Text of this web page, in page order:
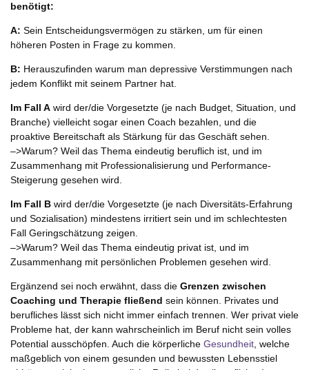
benötigt:
A: Sein Entscheidungsvermögen zu stärken, um für einen
höheren Posten in Frage zu kommen.
B: Herauszufinden warum man depressive Verstimmungen nach
jedem Konflikt mit seinem Partner hat.
Im Fall A wird der/die Vorgesetzte (je nach Budget, Situation, und
Branche) vielleicht sogar einen Coach bezahlen, und die
proaktive Bereitschaft als Stärkung für das Geschäft sehen.
–>Warum? Weil das Thema eindeutig beruflich ist, und im
Zusammenhang mit Professionalisierung und Performance-
Steigerung gesehen wird.
Im Fall B wird der/die Vorgesetzte (je nach Diversitäts-Erfahrung
und Sozialisation) mindestens irritiert sein und im schlechtesten
Fall Geringschätzung zeigen.
–>Warum? Weil das Thema eindeutig privat ist, und im
Zusammenhang mit persönlichen Problemen gesehen wird.
Ergänzend sei noch erwähnt, dass die Grenzen zwischen
Coaching und Therapie fließend sein können. Privates und
berufliches lässt sich nicht immer einfach trennen. Wer privat viele
Probleme hat, der kann wahrscheinlich im Beruf nicht sein volles
Potential ausschöpfen. Auch die körperliche Gesundheit , welche
maßgeblich von einem gesunden und bewussten Lebensstiel